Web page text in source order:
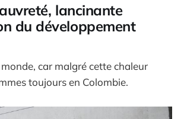
lancinante
du développement
car malgré cette chaleur
toujours en Colombie.